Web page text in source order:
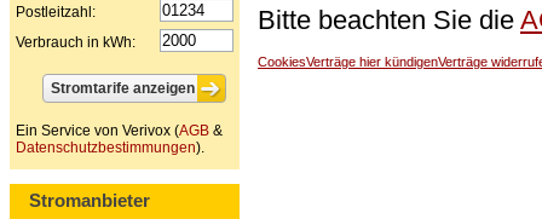
Bitte beachten Sie die
CookiesVerträge hier kündigenVerträge
Postleitzahl:
Verbrauch in kWh:
Ein Service von Verivox (AGB &
Datenschutzbestimmungen).
Stromanbieter